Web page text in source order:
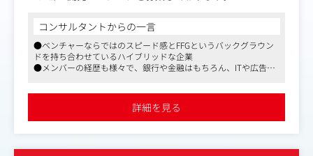
ャイル開発を採用しており、スピードと品質を両立させる
ため、テスト自動化やTDD（テスト駆動開発）、ペアプロ
グラミングなどの方法論を積極的に取り入れています。
古い手法や固定観念にとらわれず、新しい手法や技術に積
極的に挑戦していける人、チーム全体の生産性を考えてく
ムの中心で活躍していただきます。
コンサルタントからの一言
●ベンチャーならではのスピード感とFFGというバックグラウン
ドを持ち合わせているハイブリッドな企業
●メンバーの経歴も様々で、銀行や金融はもちろん、ITや広告業
しあえる環境の実現にチャレンジ中
詳細を見る